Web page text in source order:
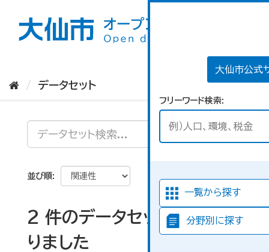
大仙市公式
フリーワード検索
一覧から探す
分野別に探す
データセット
並び順
2 件のデータセットが見つか
りました